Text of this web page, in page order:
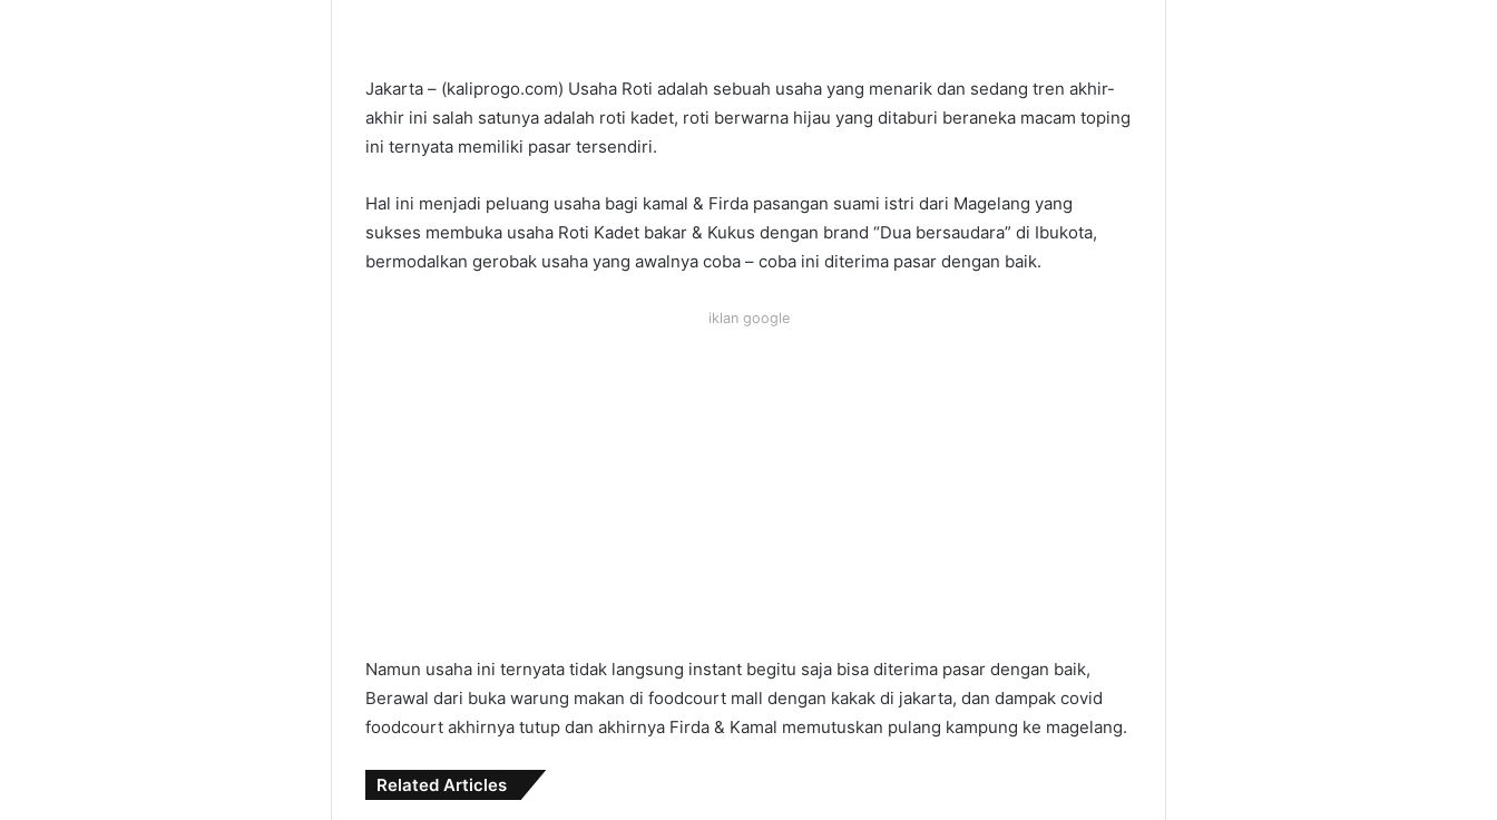
Jakarta – (kaliprogo.com) Usaha Roti adalah sebuah usaha yang menarik dan sedang tren akhir-
akhir ini salah satunya adalah roti kadet, roti berwarna hijau yang ditaburi beraneka macam toping
ini ternyata memiliki pasar tersendiri.
Hal ini menjadi peluang usaha bagi kamal & Firda pasangan suami istri dari Magelang yang
sukses membuka usaha Roti Kadet bakar & Kukus dengan brand “Dua bersaudara” di Ibukota,
bermodalkan gerobak usaha yang awalnya coba – coba ini diterima pasar dengan baik.
iklan google
Namun usaha ini ternyata tidak langsung instant begitu saja bisa diterima pasar dengan baik,
Berawal dari buka warung makan di foodcourt mall dengan kakak di jakarta, dan dampak covid
foodcourt akhirnya tutup dan akhirnya Firda & Kamal memutuskan pulang kampung ke magelang.
Related Articles